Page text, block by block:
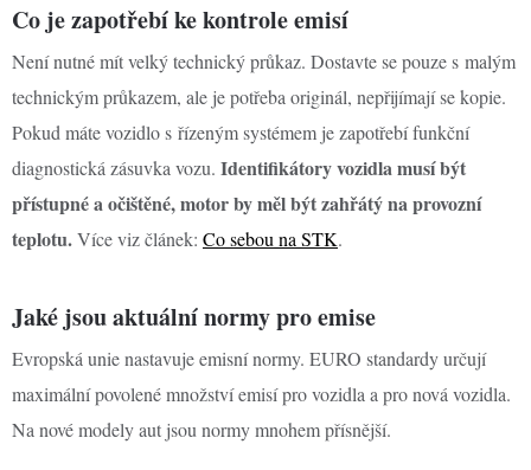
Co je zapotřebí ke kontrole emisí
Není nutné mít velký technický průkaz. Dostavte se pouze s malým
technickým průkazem, ale je potřeba originál, nepřijímají se kopie.
Pokud máte vozidlo s řízeným systémem je zapotřebí funkční
diagnostická zásuvka vozu. Identifikátory vozidla musí být
přístupné a očištěné, motor by měl být zahřátý na provozní
teplotu.Více viz článek: Co sebou na STK.
Jaké jsou aktuální normy pro emise
Evropská unie nastavuje emisní normy. EURO standardy určují
maximální povolené množství emisí pro vozidla a pro nová vozidla.
Na nové modely aut jsou normy mnohem přísnější.